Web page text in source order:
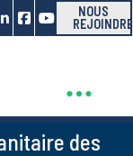
NOUS
REJOINDRE
des